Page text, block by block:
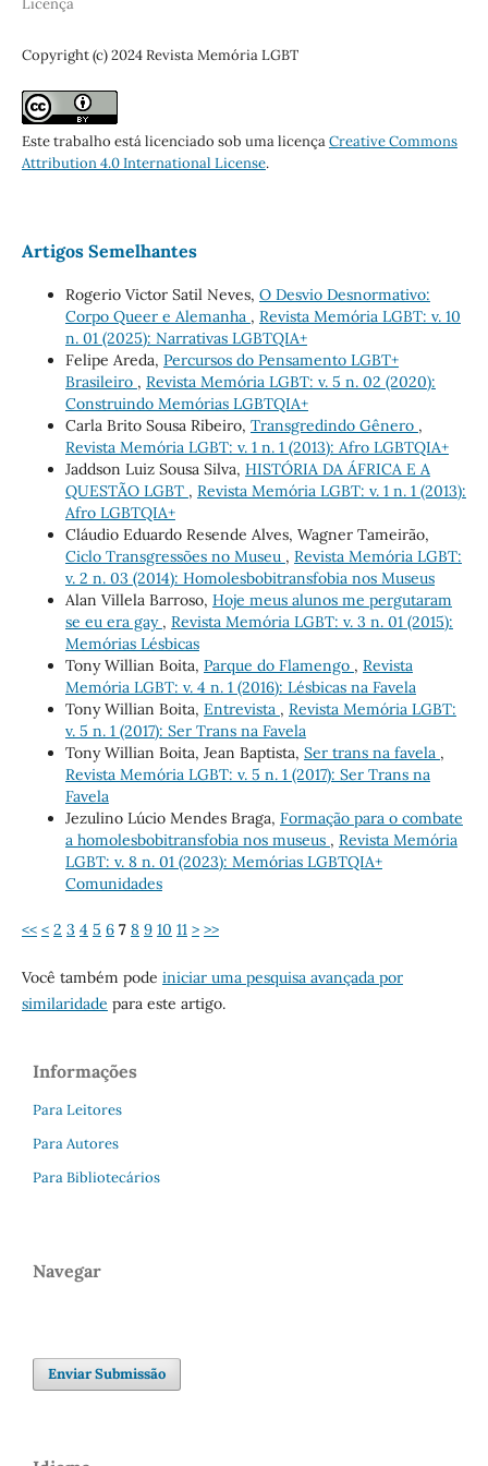
Copyright (c) 2024 Revista Memória LGBT
Este trabalho está licenciado sob uma licençaCreative Commons
Attribution 4.0 International License.
Artigos Semelhantes
Rogerio Victor Satil Neves, O Desvio Desnormativo:
Corpo Queer e Alemanha , Revista Memória LGBT: v. 10
n. 01 (2025): Narrativas LGBTQIA+
Felipe Areda, Percursos do Pensamento LGBT+
Brasileiro , Revista Memória LGBT: v. 5 n. 02 (2020):
Construindo Memórias LGBTQIA+
Carla Brito Sousa Ribeiro, Transgredindo Gênero ,
Revista Memória LGBT: v. 1 n. 1 (2013): Afro LGBTQIA+
Jaddson Luiz Sousa Silva, HISTÓRIA DA ÁFRICA E A
QUESTÃO LGBT , Revista Memória LGBT: v. 1 n. 1 (2013):
Afro LGBTQIA+
Cláudio Eduardo Resende Alves, Wagner Tameirão,
Ciclo Transgressões no Museu , Revista Memória LGBT:
v. 2 n. 03 (2014): Homolesbobitransfobia nos Museus
Alan Villela Barroso, Hoje meus alunos me pergutaram
se eu era gay , Revista Memória LGBT: v. 3 n. 01 (2015):
Memórias Lésbicas
Tony Willian Boita, Parque do Flamengo , Revista
Memória LGBT: v. 4 n. 1 (2016): Lésbicas na Favela
Tony Willian Boita, Entrevista , Revista Memória LGBT:
v. 5 n. 1 (2017): Ser Trans na Favela
Tony Willian Boita, Jean Baptista, Ser trans na favela ,
Revista Memória LGBT: v. 5 n. 1 (2017): Ser Trans na
Favela
Jezulino Lúcio Mendes Braga, Formação para o combate
a homolesbobitransfobia nos museus , Revista Memória
LGBT: v. 8 n. 01 (2023): Memórias LGBTQIA+
Comunidades
<< < 2 3 4 5 6 7 8 9 10 11 > >>
Você também pode iniciar uma pesquisa avançada por
similaridade para este artigo.
Informações
Para Leitores
Para Autores
Para Bibliotecários
Navegar
Enviar Submissão